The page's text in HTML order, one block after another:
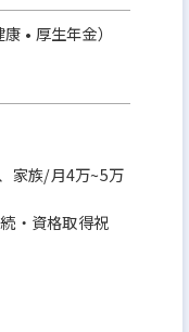
• 厚生年金）
家族/月4万~5万
・資格取得祝